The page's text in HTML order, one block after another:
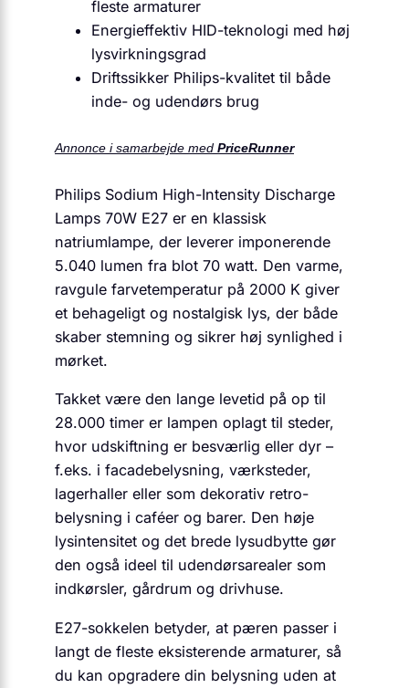
fleste armaturer
Energieffektiv HID-teknologi med høj
lysvirkningsgrad
Driftssikker Philips-kvalitet til både
inde- og udendørs brug
Annonce i samarbejde med PriceRunner
Philips Sodium High-Intensity Discharge
Lamps 70W E27 er en klassisk
natriumlampe, der leverer imponerende
5.040 lumen fra blot 70 watt. Den varme,
ravgule farvetemperatur på 2000 K giver
et behageligt og nostalgisk lys, der både
skaber stemning og sikrer høj synlighed i
mørket.
Takket være den lange levetid på op til
28.000 timer er lampen oplagt til steder,
hvor udskiftning er besværlig eller dyr –
f.eks. i facadebelysning, værksteder,
lagerhaller eller som dekorativ retro-
belysning i caféer og barer. Den høje
lysintensitet og det brede lysudbytte gør
den også ideel til udendørsarealer som
indkørsler, gårdrum og drivhuse.
E27-sokkelen betyder, at pæren passer i
langt de fleste eksisterende armaturer, så
du kan opgradere din belysning uden at